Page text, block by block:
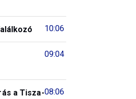
10:06
09:04
08:06
a Tisza-